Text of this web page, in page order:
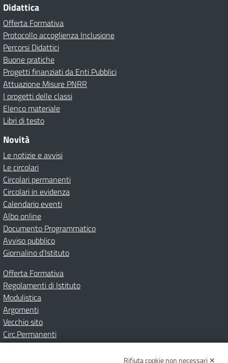
Didattica
Offerta Formativa
Protocollo accoglienza Inclusione
Percorsi Didattici
Buone pratiche
Progetti finanziati da Enti Pubblici
Attuazione Misure PNRR
I progetti delle classi
Elenco materiale
Libri di testo
Novità
Le notizie e avvisi
Le circolari
Circolari permanenti
Circolari in evidenza
Calendario eventi
Albo online
Documento Programmatico
Avviso pubblico
Giornalino d’Istituto
Offerta Formativa
Regolamenti di Istituto
Modulistica
Argomenti
Vecchio sito
Circ.Permanenti
Rifiuta cookie non necessari ✕